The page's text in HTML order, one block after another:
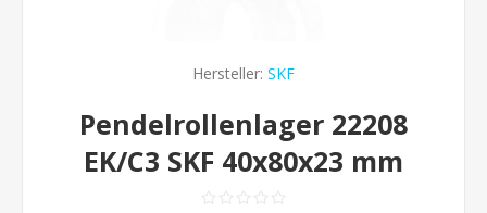
Hersteller: SKF
Pendelrollenlager 22208
EK/C3 SKF 40x80x23 mm